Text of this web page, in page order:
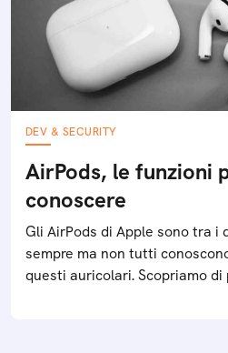
DEV & SECURITY
AirPods, le funzioni
conoscere
Gli AirPods di Apple sono tra i
sempre ma non tutti
questi auricolari. Scopriamo di